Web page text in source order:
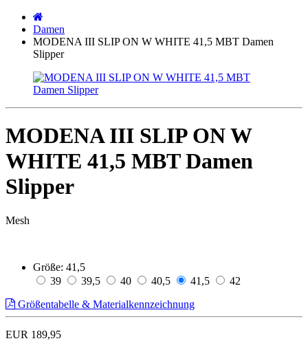
Damen
MODENA III SLIP ON W WHITE 41,5 MBT Damen
Slipper
MODENA III SLIP ON W
WHITE 41,5 MBT Damen
Slipper
Mesh
Größe: 41,5
39
39,5 40 40,5 41,5
42
Größentabelle & Materialkennzeichnung
EUR 189,95